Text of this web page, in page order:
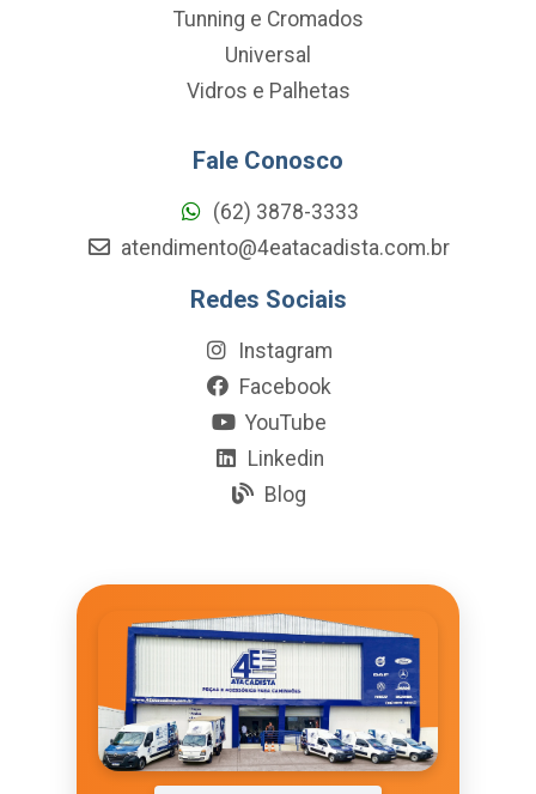
Tunning e Cromados
Universal
Vidros e Palhetas
Fale Conosco
(62) 3878-3333
atendimento@4eatacadista.com.br
Redes Sociais
Instagram
Facebook
YouTube
Linkedin
Blog